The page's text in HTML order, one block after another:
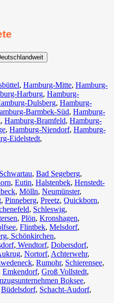
, Hamburg-Mitte, Hamburg-
Harburg, Hamburg-
Dulsberg, Hamburg-
Barmbek-Süd, Hamburg-
, Hamburg-Bramfeld, Hamburg-
, Hamburg-Niendorf, Hamburg-
Eidelstedt,
, Bad Segeberg,
, Eutin, Halstenbek, Henstedt-
, Mölln, Neumünster,
, Pinneberg, Preetz, Quickborn,
, Schleswig,
, Plön, Kronshagen,
, Flintbek, Melsdorf,
, Schönkirchen,
, Wendtorf, Dobersdorf,
, Nortorf, Achterwehr,
, Rumohr, Schierensee,
Emkendorf, Groß Vollstedt,
Boksee,
Büdelsdorf, Schacht-Audorf,